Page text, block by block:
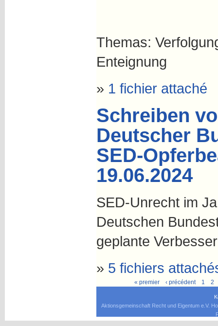
Themas:
Enteignung
» 1 fichier attaché
Schreiben
Deutscher
SED-
19.06.2024
SED-Unrecht im
Deutschen
geplante
» 5 fichiers
« premier ‹ précédent 1 2
Aktionsgemeinschaft Recht und Eigentum e.V.